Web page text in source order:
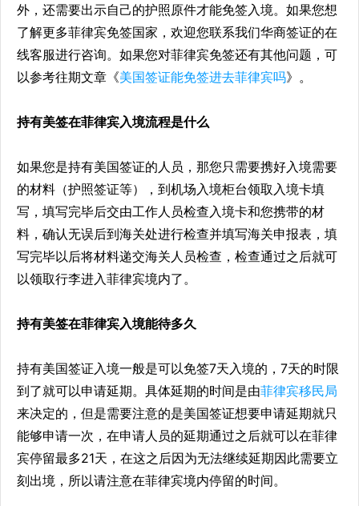
外，还需要出示自己的护照原件才能免签入境。如果您想
了解更多菲律宾免签国家，欢迎您联系我们华商签证的在
线客服进行咨询。如果您对菲律宾免签还有其他问题，可
以参考往期文章《美国签证能免签进去菲律宾吗》。
持有美签在菲律宾入境流程是什么
如果您是持有美国签证的人员，那您只需要携好入境需要
的材料（护照签证等），到机场入境柜台领取入境卡填
写，填写完毕后交由工作人员检查入境卡和您携带的材
料，确认无误后到海关处进行检查并填写海关申报表，填
写完毕以后将材料递交海关人员检查，检查通过之后就可
以领取行李进入菲律宾境内了。
持有美签在菲律宾入境能待多久
持有美国签证入境一般是可以免签7天入境的，7天的时限
到了就可以申请延期。具体延期的时间是由菲律宾移民局
来决定的，但是需要注意的是美国签证想要申请延期就只
能够申请一次，在申请人员的延期通过之后就可以在菲律
宾停留最多21天，在这之后因为无法继续延期因此需要立
刻出境，所以请注意在菲律宾境内停留的时间。